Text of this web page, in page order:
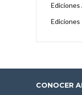
CONOCER